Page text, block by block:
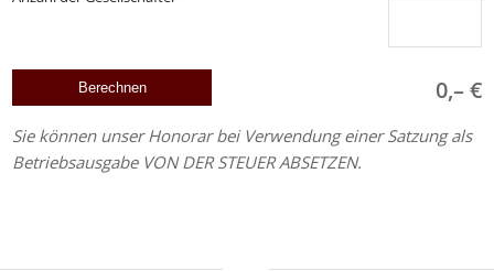
0,– €
Sie können unser Honorar bei Verwendung einer Satzung als
Betriebsausgabe VON DER STEUER ABSETZEN.